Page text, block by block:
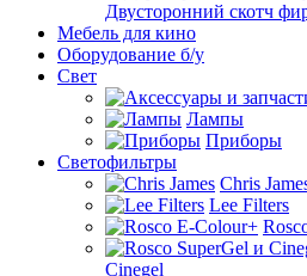
Двусторонний скотч
Мебель для кино
Оборудование б/у
Свет
Лампы
Приборы
Светофильтры
Chris
Lee Filters
Cinegel